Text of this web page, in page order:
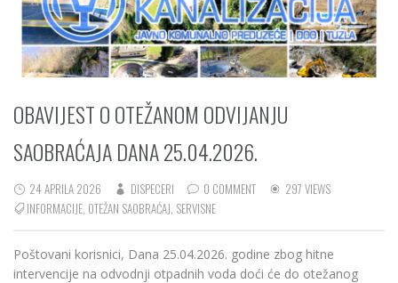
OBAVIJEST O OTEŽANOM ODVIJANJU
SAOBRAĆAJA DANA 25.04.2026.
24 APRILA 2026 DISPECERI 0 COMMENT
297 VIEWS
INFORMACIJE OTEŽAN SAOBRAĆAJ SERVISNE
Poštovani korisnici, Dana 25.04.2026. godine zbog hitne
intervencije na odvodnji otpadnih voda doći će do otežanog